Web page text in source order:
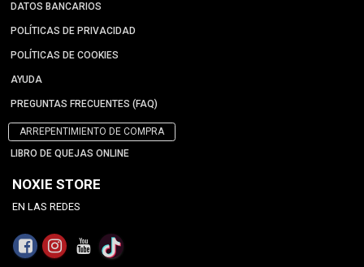
DATOS BANCARIOS
POLÍTICAS DE PRIVACIDAD
POLÍTICAS DE COOKIES
AYUDA
PREGUNTAS FRECUENTES (FAQ)
ARREPENTIMIENTO DE COMPRA
LIBRO DE QUEJAS ONLINE
NOXIE STORE
EN LAS REDES